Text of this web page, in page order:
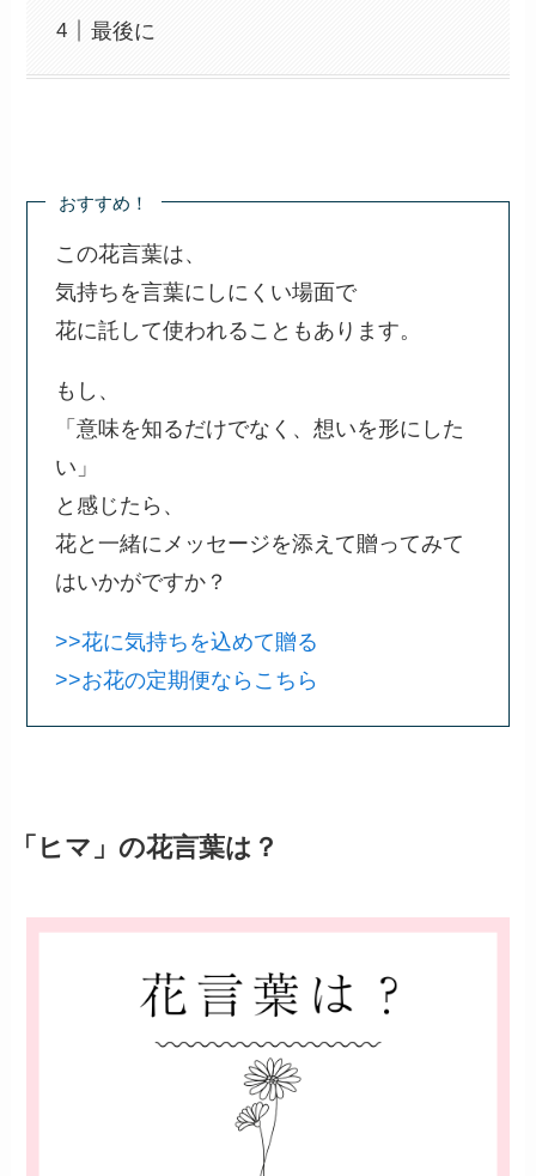
最後に
おすすめ！
この花言葉は、
気持ちを言葉にしにくい場面で
花に託して使われることもあります。
もし、
「意味を知るだけでなく、想いを形にした
い」
と感じたら、
花と一緒にメッセージを添えて贈ってみて
はいかがですか？
>>花に気持ちを込めて贈る
>>お花の定期便ならこちら
「ヒマ」の花言葉は？